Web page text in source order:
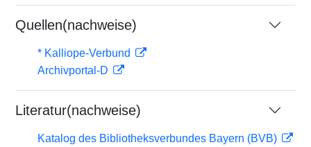
Quellen(nachweise)
* Kalliope-Verbund
Archivportal-D
Literatur(nachweise)
Katalog des Bibliotheksverbundes Bayern (BVB)